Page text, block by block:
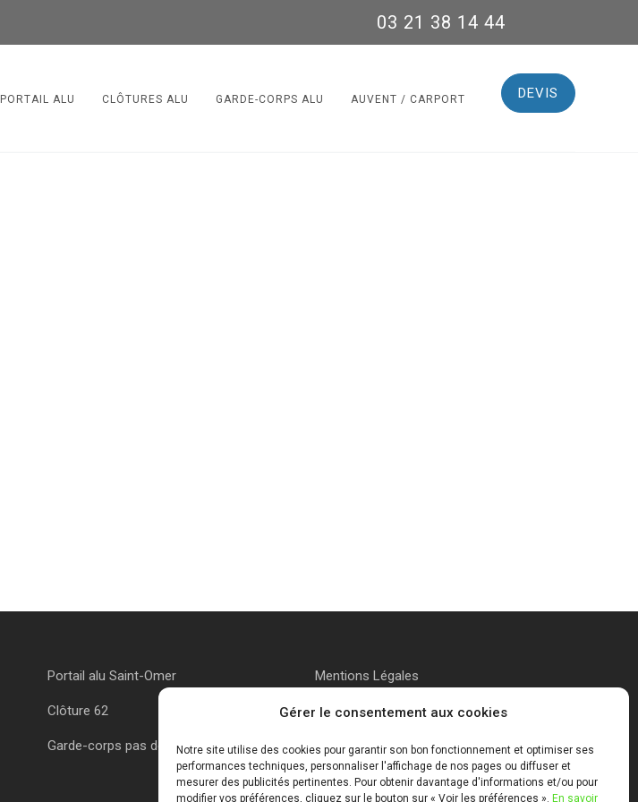
Gérer le consentement aux cookies
Notre site utilise des cookies pour garantir son bon fonctionnement et optimiser ses
performances techniques, personnaliser l'affichage de nos pages ou diffuser et
mesurer des publicités pertinentes. Pour obtenir davantage d'informations et/ou pour
modifier vos préférences, cliquez sur le bouton sur « Voir les préférences ». En savoir
03 21 38 14 44
DEVIS
PORTAIL ALU CLÔTURES ALU GARDE-CORPS ALU AUVENT / CARPORT
Portail alu Saint-Omer
Clôture 62
Garde-corps pas de calais
Mentions Légales